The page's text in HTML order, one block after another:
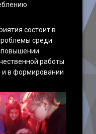
состоит в
среди
повышении
работы
и в формировании